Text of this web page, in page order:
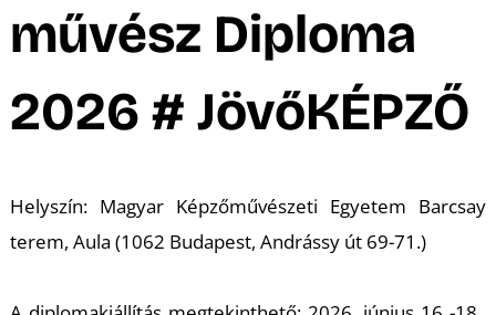
művész Diploma
2026 # JövőKÉPZŐ
Helyszín: Magyar Képzőművészeti Egyetem Barcsay
terem, Aula (1062 Budapest, Andrássy út 69-71.)